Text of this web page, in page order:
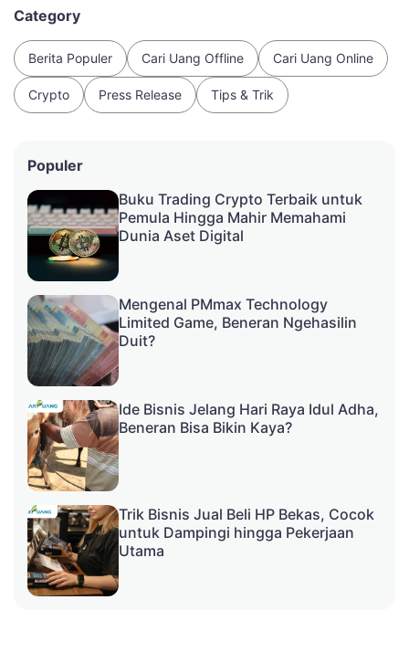
Category
Berita Populer Cari Uang Offline Cari Uang Online
Crypto Press Release Tips & Trik
Populer
Buku Trading Crypto Terbaik untuk
Pemula Hingga Mahir Memahami
Dunia Aset Digital
Mengenal PMmax Technology
Limited Game, Beneran Ngehasilin
Duit?
Ide Bisnis Jelang Hari Raya Idul Adha,
Beneran Bisa Bikin Kaya?
Trik Bisnis Jual Beli HP Bekas, Cocok
untuk Dampingi hingga Pekerjaan
Utama